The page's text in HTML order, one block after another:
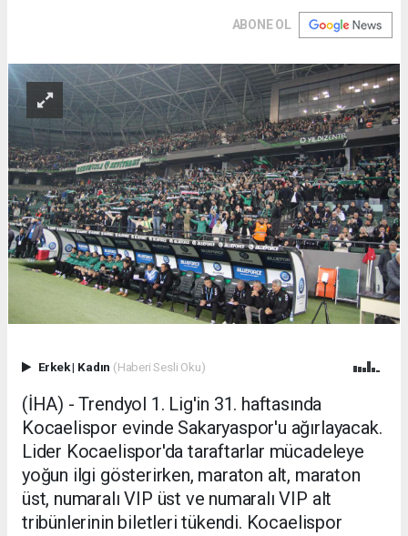
ABONE OL
Erkek| Kadın (Haberi Sesli Oku)
(İHA) - Trendyol 1. Lig'in 31. haftasında
Kocaelispor evinde Sakaryaspor'u ağırlayacak.
Lider Kocaelispor'da taraftarlar mücadeleye
yoğun ilgi gösterirken, maraton alt, maraton
üst, numaralı VIP üst ve numaralı VIP alt
tribünlerinin biletleri tükendi. Kocaelispor